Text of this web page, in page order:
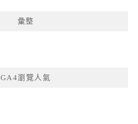
彙整
GA4瀏覽人氣